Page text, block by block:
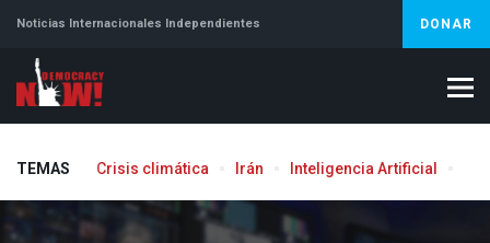
Noticias Internacionales Independientes DONAR
TEMAS Crisis climática Irán Inteligencia Artificial